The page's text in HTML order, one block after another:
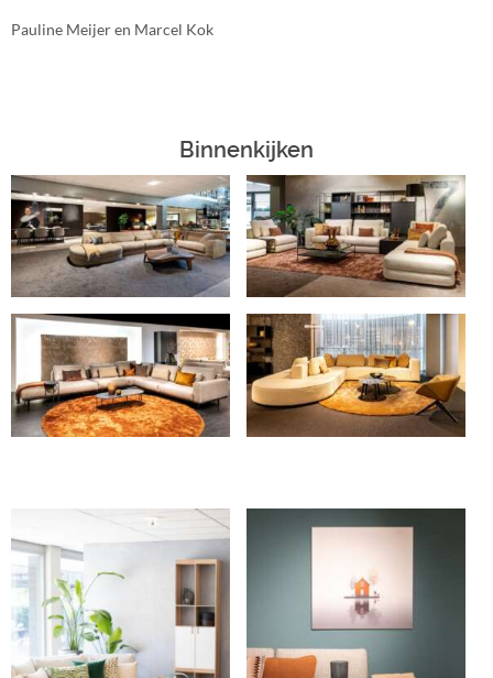
Pauline Meijer en Marcel Kok
Binnenkijken